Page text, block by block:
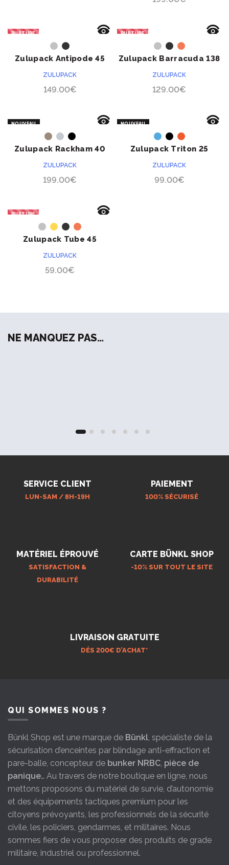
RUPTURE
ACHETER
Zulupack Antipode 45
ZULUPACK
149.00€
RUPTURE
ACHETER
Zulupack Barracuda 138
ZULUPACK
129.00€
NOUVEAU
ACHETER
Zulupack Rackham 40
ZULUPACK
199.00€
NOUVEAU
ACHETER
Zulupack Triton 25
ZULUPACK
99.00€
RUPTURE
ACHETER
Zulupack Tube 45
ZULUPACK
59.00€
NE MANQUEZ PAS…
SERVICE CLIENT
LUN-SAM / 8H-19H
PAIEMENT
100% SÉCURISÉ
MATÉRIEL ÉPROUVÉ
SATISFACTION &
DURABILITÉ
CARTE BÜNKL SHOP
-10% SUR TOUT LE SITE
LIVRAISON GRATUITE
DÉS 200€ D’ACHAT*
QUI SOMMES NOUS ?
Bünkl Shop est une marque de Bünkl, spécialiste de la
sécurisation d’enceintes par blindage anti-effraction et
pare-balle, concepteur de bunker NRBC, pièce de
panique… Au travers de notre boutique en ligne, nous
mettons proposons du matériel de survie, d’autonomie
et des équipements tactiques premium pour les
citoyens prévoyants, les professionnels de la sécurité
civile, les policiers, gendarmes, et militaires. Nous
sommes fiers de vous proposer des produits de grade
militaire, industriel ou professionnel.